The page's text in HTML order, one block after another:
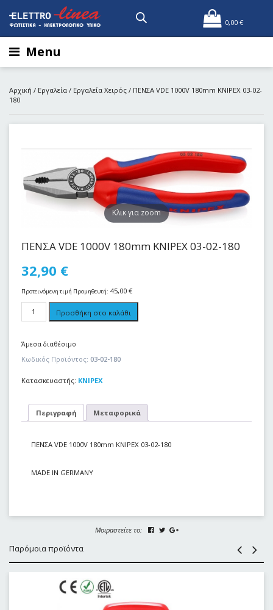
0,00 €
Menu
Αρχική / Εργαλεία / Εργαλεία Χειρός / ΠΕΝΣΑ VDE 1000V 180mm KNIPEX 03-02-
180
Kλικ για zoom
ΠΕΝΣΑ VDE 1000V 180mm KNIPEX 03-02-180
32,90 €
Προτεινόμενη τιμή Προμηθευτή: 45,00 €
Προσθήκη στο καλάθι
Άμεσα διαθέσιμο
Κωδικός Προϊόντος: 03-02-180
Κατασκευαστής: KNIPEX
Περιγραφή Μεταφορικά
ΠΕΝΣΑ VDE 1000V 180mm KNIPEX 03-02-180
MADE IN GERMANY
Μοιραστείτε το:
Παρόμοια προϊόντα